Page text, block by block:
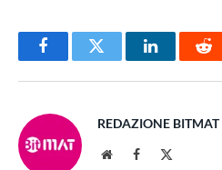
FacebookTwitter LinkedIn
REDAZIONE BITMAT
WebsiteFacebook